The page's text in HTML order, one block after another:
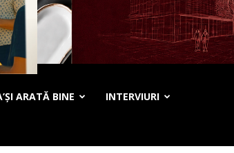
ARATĂ BINE INTERVIURI